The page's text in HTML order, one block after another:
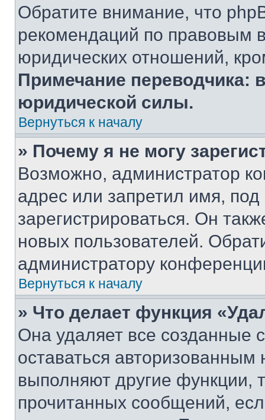
Обратите внимание, что
рекомендаций по правовым
юридических отношений,
Примечание переводчика:
юридической силы.
Вернуться к началу
» Почему я не могу
Возможно, администратор
адрес или запретил имя,
зарегистрироваться. Он
новых пользователей.
администратору
Вернуться к началу
» Что делает функция
Она удаляет все созданные
оставаться
выполняют другие функции,
прочитанных сообщений,